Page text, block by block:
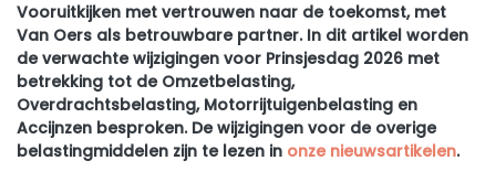
Vooruitkijken met vertrouwen naar de toekomst, met
Van Oers als betrouwbare partner. In dit artikel worden
de verwachte wijzigingen voor Prinsjesdag 2026 met
betrekking tot de Omzetbelasting,
Overdrachtsbelasting, Motorrijtuigenbelasting en
Accijnzen besproken. De wijzigingen voor de overige
belastingmiddelen zijn te lezen in onze nieuwsartikelen.